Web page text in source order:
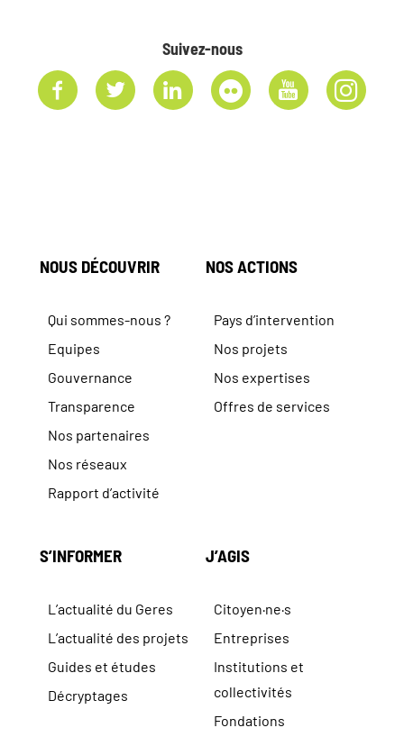
Suivez-nous
NOUS DÉCOUVRIR
Qui sommes-nous ?
Equipes
Gouvernance
Transparence
Nos partenaires
Nos réseaux
Rapport d’activité
NOS ACTIONS
Pays d’intervention
Nos projets
Nos expertises
Offres de services
S’INFORMER
L’actualité du Geres
L’actualité des projets
Guides et études
Décryptages
J’AGIS
Citoyen·ne·s
Entreprises
Institutions et
collectivités
Fondations